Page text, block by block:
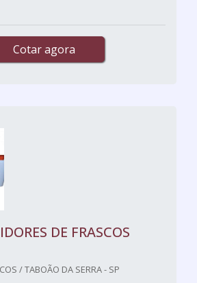
Cotar agora
DE FRASCOS
/ TABOÃO DA SERRA - SP